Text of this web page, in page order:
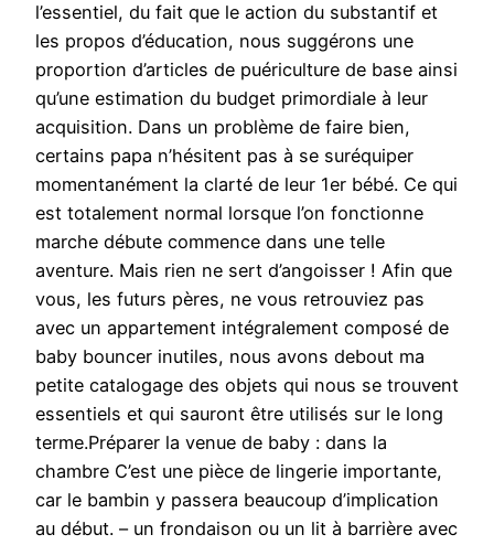
l’essentiel, du fait que le action du substantif et
les propos d’éducation, nous suggérons une
proportion d’articles de puériculture de base ainsi
qu’une estimation du budget primordiale à leur
acquisition. Dans un problème de faire bien,
certains papa n’hésitent pas à se suréquiper
momentanément la clarté de leur 1er bébé. Ce qui
est totalement normal lorsque l’on fonctionne
marche débute commence dans une telle
aventure. Mais rien ne sert d’angoisser ! Afin que
vous, les futurs pères, ne vous retrouviez pas
avec un appartement intégralement composé de
baby bouncer inutiles, nous avons debout ma
petite catalogage des objets qui nous se trouvent
essentiels et qui sauront être utilisés sur le long
terme.Préparer la venue de baby : dans la
chambre C’est une pièce de lingerie importante,
car le bambin y passera beaucoup d’implication
au début. – un frondaison ou un lit à barrière avec